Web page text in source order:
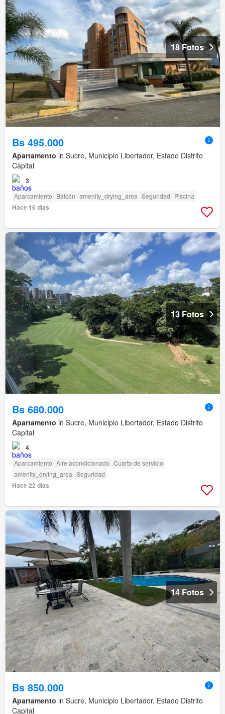
18 Fotos
Bs 495.000
Apartamento in Sucre, Municipio Libertador, Estado Distrito
Capital
3
Aparcamiento Balcón amenity_drying_area Seguridad Piscina
Hace 16 días
13 Fotos
Bs 680.000
Apartamento in Sucre, Municipio Libertador, Estado Distrito
Capital
4
Aparcamiento Aire acondicionado Cuarto de servicio
amenity_drying_area Seguridad
Hace 22 días
14 Fotos
Bs 850.000
Apartamento in Sucre, Municipio Libertador, Estado Distrito
Capital